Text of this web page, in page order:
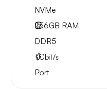
NVMe
256GB RAM
DDR5
1Gbit/s
Port